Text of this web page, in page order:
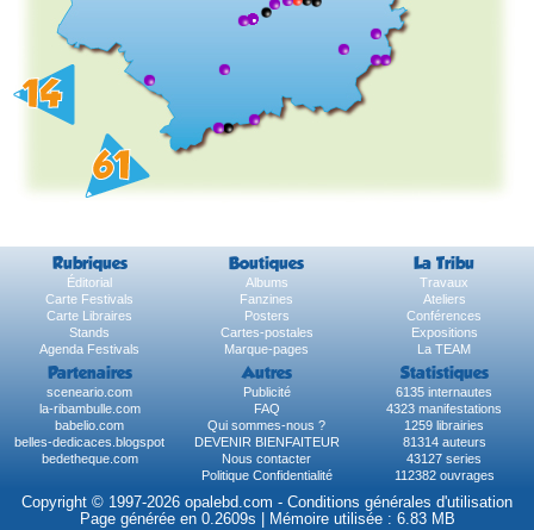
Rubriques Boutiques La Tribu
Éditorial Albums
Travaux
Carte Festivals
Fanzines
Ateliers
Carte Libraires
Posters
Conférences
Stands
Cartes-postales
Expositions
Agenda Festivals
Marque-pages La TEAM
Partenaires Autres Statistiques
sceneario.com Publicité
6135 internautes
la-ribambulle.com
FAQ
4323 manifestations
babelio.com
Qui sommes-nous ?
1259 librairies
belles-dedicaces.blogspot
DEVENIR BIENFAITEUR
81314 auteurs
bedetheque.com
Nous contacter
43127 series
Politique Confidentialité
112382 ouvrages
Copyright © 1997-2026 opalebd.com - Conditions générales d'utilisation
Page générée en 0.2609s | Mémoire utilisée : 6.83 MB